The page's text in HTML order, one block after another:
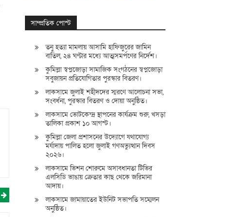
সাম্প্রতিক পোস্ট
তনু হত্যা মামলায় আসামি হাফিজুরের জামিন
বাতিল, ২৪ ঘণ্টার মধ্যে আত্মসমর্পণের নির্দেশ।
কুমিল্লা স্বপ্নজোড়া সামাজিক সংগঠনের স্বপ্নজোড়া
সবুজায়ন প্রতিযোগিতার পুরস্কার বিতরণ।
লাকসামে জুলাই শহীদদের স্মরণে আলোচনা সভা,
সংবর্ধনা, পুরস্কার বিতরণ ও দোয়া অনুষ্ঠিত।
লাকসামে ভোটকেন্দ্র স্থাপনের কার্যক্রম শুরু, খসড়া
তালিকা প্রকাশ ১০ আগস্ট।
কুমিল্লা জেলা প্রশাসনের উদ্যোগে যথাযোগ্য
মর্যাদায় পালিত হলো জুলাই গণঅভ্যুত্থান দিবস
২০২৬।
লাকসামে ভিশন শোরুমে অসাবধানতা টিভির
এলসিডি ভাঙায় ক্রেতার কাছ থেকে জরিমানা
আদায়।
লাকসামে জামায়াতের ইউনিট সভাপতি সম্মেলন
অনুষ্ঠিত।